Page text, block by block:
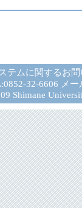
テムに関するお
32-6606 メー
Shimane